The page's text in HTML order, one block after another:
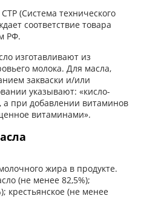
(Система технического
соответствие товара
РФ.
изготавливают из
молока. Для масла,
закваски и/или
указывают: «кисло-
а при добавлении витаминов
витаминами».
жира в продукте.
(не менее 82,5%);
крестьянское (не менее